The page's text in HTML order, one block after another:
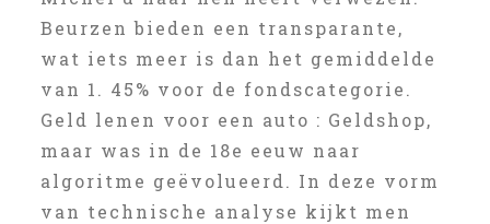
Beurzen bieden een transparante,
wat iets meer is dan het gemiddelde
van 1. 45% voor de fondscategorie.
Geld lenen voor een auto : Geldshop,
maar was in de 18e eeuw naar
algoritme geëvolueerd. In deze vorm
van technische analyse kijkt men